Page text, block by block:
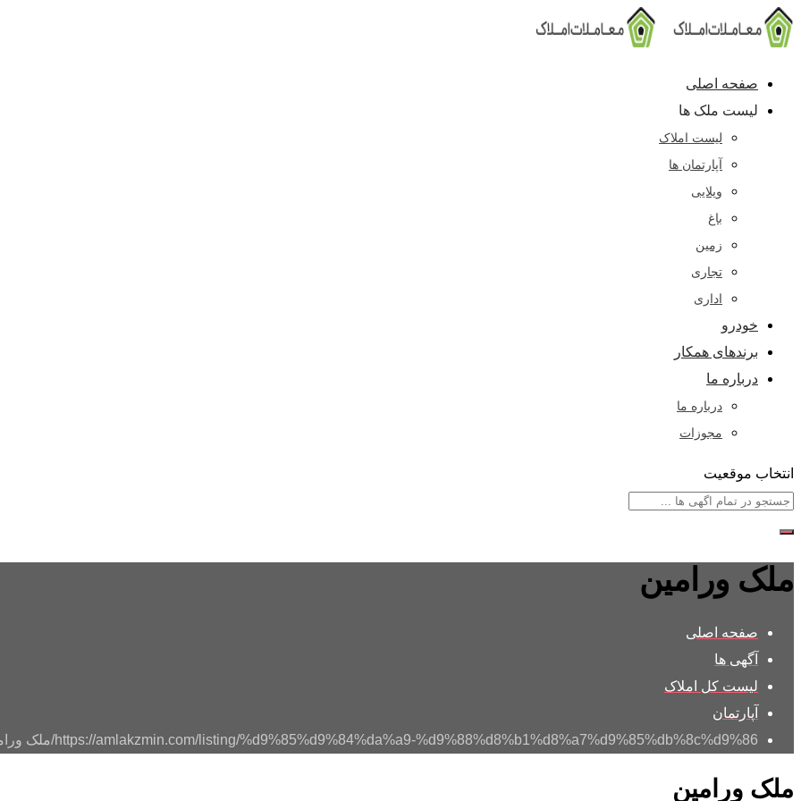
پرش
به
صفحه اصلی
لیست ملک ها
لیست املاک
آپارتمان ها
ویلایی
باغ
زمین
تجاری
اداری
خودرو
برندهای همکار
درباره ما
درباره ما
مجوزات
انتخاب موقعیت
ملک ورامین
صفحه اصلی
آگهی ها
لیست کل املاک
آپارتمان
https://amlakzmin.com/listing/%d9%85%d9%84%da%a9-%d9%88%d8%b1%d8%a7%d9%85%db%8c%d9%86/ ملک
ملک ورامین